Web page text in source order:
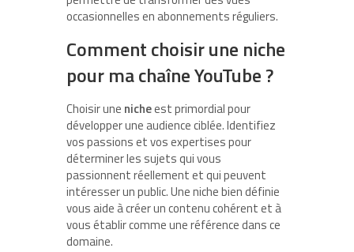
occasionnelles en abonnements réguliers.
Comment choisir une niche
pour ma chaîne YouTube ?
Choisir une nicheest primordial pour
développer une audience ciblée. Identifiez
vos passions et vos expertises pour
déterminer les sujets qui vous
passionnent réellement et qui peuvent
intéresser un public. Une niche bien définie
vous aide à créer un contenu cohérent et à
vous établir comme une référence dans ce
domaine.